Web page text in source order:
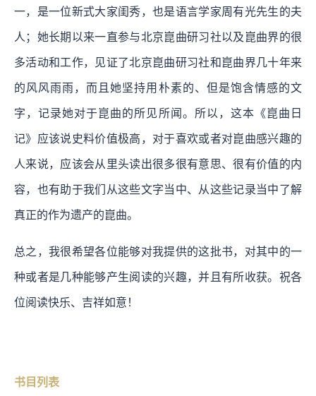
一，是一位新式大家闺秀，也是语言学家周有光先生的夫
人；她长期以来一直参与北京崑曲研习社以及崑曲界的很
多活动和工作，见证了北京崑曲研习社和崑曲界几十年来
的风风雨雨，而且她坚持用朴素的、但是饱含情感的文
字，记录她对于崑曲的所见所闻。所以，这本《崑曲日
记》应该说史料价值极高，对于喜欢或者对崑曲感兴趣的
人来说，应该会从里头读出很多很有意思、很有价值的内
容，也有助于我们从这些文字当中、从这些记录当中了解
真正的作为遗产的崑曲。
总之，我很希望各位能够对我提供的这批书，对其中的一
种或者是几种能够产生阅读的兴趣，并且有所收获。祝各
位阅读快乐、吉祥如意！
书目列表